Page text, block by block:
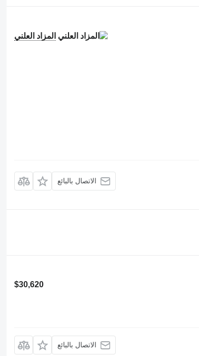
المزاد العلني
الاتصال بالبائع
$30,620
الاتصال بالبائع